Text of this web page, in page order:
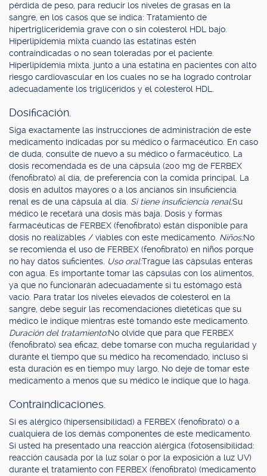
pérdida de peso, para reducir los niveles de grasas en la
sangre, en los casos que se indica: Tratamiento de
hipertrigliceridemia grave con o sin colesterol HDL bajo.
Hiperlipidemia mixta cuando las estatinas estén
contraindicadas o no sean toleradas por el paciente.
Hiperlipidemia mixta. junto a una estatina en pacientes con alto
riesgo cardiovascular en los cuales no se ha logrado controlar
adecuadamente los triglicéridos y el colesterol HDL.
Dosificación.
Siga exactamente las instrucciones de administración de este
medicamento indicadas por su médico o farmacéutico. En caso
de duda, consulte de nuevo a su médico o farmacéutico. La
dosis recomendada es de una cápsula (200 mg de FERBEX
(fenofibrato) al día, de preferencia con la comida principal. La
dosis en adultos mayores o a los ancianos sin insuficiencia
renal es de una cápsula al día. Si tiene insuficiencia renal:Su
médico le recetará una dosis más baja. Dosis y formas
farmacéuticas de FERBEX (fenofibrato) están disponible para
dosis no realizables / viables con este medicamento. Niños:No
se recomienda el uso de FERBEX (fenofibrato) en niños porque
no hay datos suficientes. Uso oral:Trague las cápsulas enteras
con agua. Es importante tomar las cápsulas con los alimentos,
ya que no funcionarán adecuadamente si tu estómago está
vacío. Para tratar los niveles elevados de colesterol en la
sangre, debe seguir las recomendaciones dietéticas que su
médico le indique mientras esté tomando este medicamento.
Duración del tratamiento:No olvide que para que FERBEX
(fenofibrato) sea eficaz, debe tomarse con mucha regularidad y
durante el tiempo que su médico ha recomendado, incluso si
esta duración es en tiempo muy largo. No deje de tomar este
medicamento a menos que su médico le indique que lo haga.
Contraindicaciones.
Si es alérgico (hipersensibilidad) a FERBEX (fenofibrato) o a
cualquiera de los demás componentes de este medicamento.
Si usted ha presentado una reacción alérgica (fotosensibilidad:
reacción causada por la luz solar o por la exposición a luz UV)
durante el tratamiento con FERBEX (fenofibrato) (medicamento